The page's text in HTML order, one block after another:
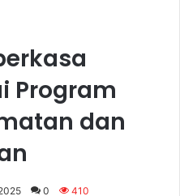
Program
dan
0 410